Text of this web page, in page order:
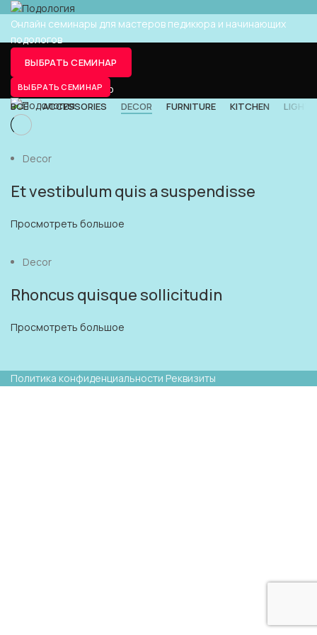
Онлайн семинары для мастеров педикюра и начинающих
подологов
ВЫБРАТЬ СЕМИНАР
ВЫБРАТЬ СЕМИНАР
DECOR
ГЛАВНАЯ PORTFOLIO
ВСЕ ACCESSORIES DECOR FURNITURE KITCHEN
Decor
Et vestibulum quis a suspendisse
Просмотреть большое
Decor
Rhoncus quisque sollicitudin
Просмотреть большое
Политика конфиденциальности Реквизиты